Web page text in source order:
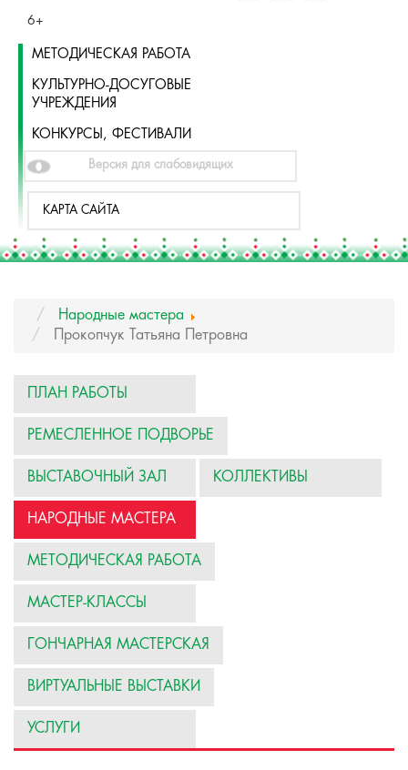
6+
МЕТОДИЧЕСКАЯ РАБОТА
КУЛЬТУРНО-ДОСУГОВЫЕ
УЧРЕЖДЕНИЯ
КОНКУРСЫ, ФЕСТИВАЛИ
Версия для слабовидящих
КАРТА САЙТА
Народные мастера
Прокопчук Татьяна Петровна
ПЛАН РАБОТЫ
РЕМЕСЛЕННОЕ ПОДВОРЬЕ
ВЫСТАВОЧНЫЙ ЗАЛ КОЛЛЕКТИВЫ
НАРОДНЫЕ МАСТЕРА
МЕТОДИЧЕСКАЯ РАБОТА
МАСТЕР-КЛАССЫ
ГОНЧАРНАЯ МАСТЕРСКАЯ
ВИРТУАЛЬНЫЕ ВЫСТАВКИ
УСЛУГИ